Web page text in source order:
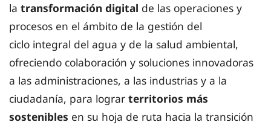
la transformación digital de las operaciones y
procesos en el ámbito de la gestión del
ciclo integral del agua y de la salud ambiental,
ofreciendo colaboración y soluciones innovadoras
a las administraciones, a las industrias y a la
ciudadanía, para lograr territorios más
sostenibles en su hoja de ruta hacia la transición